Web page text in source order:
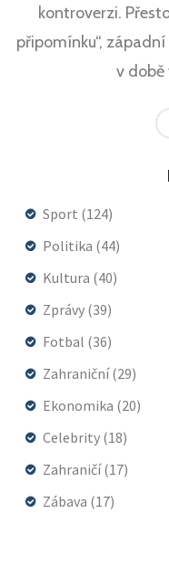
kontroverzi.
připomínku“,
v době
Sport (124)
Politika (44)
Kultura (40)
Zprávy (39)
Fotbal (36)
Zahraniční(29)
Ekonomika (20)
Celebrity (18)
Zahraničí(17)
Zábava (17)